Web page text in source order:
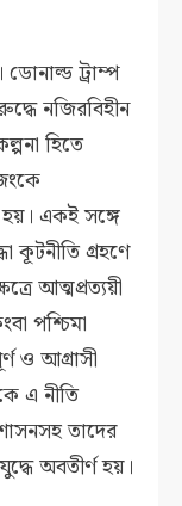
ট্রাম্প
নজিরবিহীন
হিতে
একই সঙ্গে
কূটনীতি গ্রহণে
আত্মপ্রত্যয়ী
পশ্চিমা
ও আগ্রাসী
এ নীতি
তাদের
অবতীর্ণ হয়।